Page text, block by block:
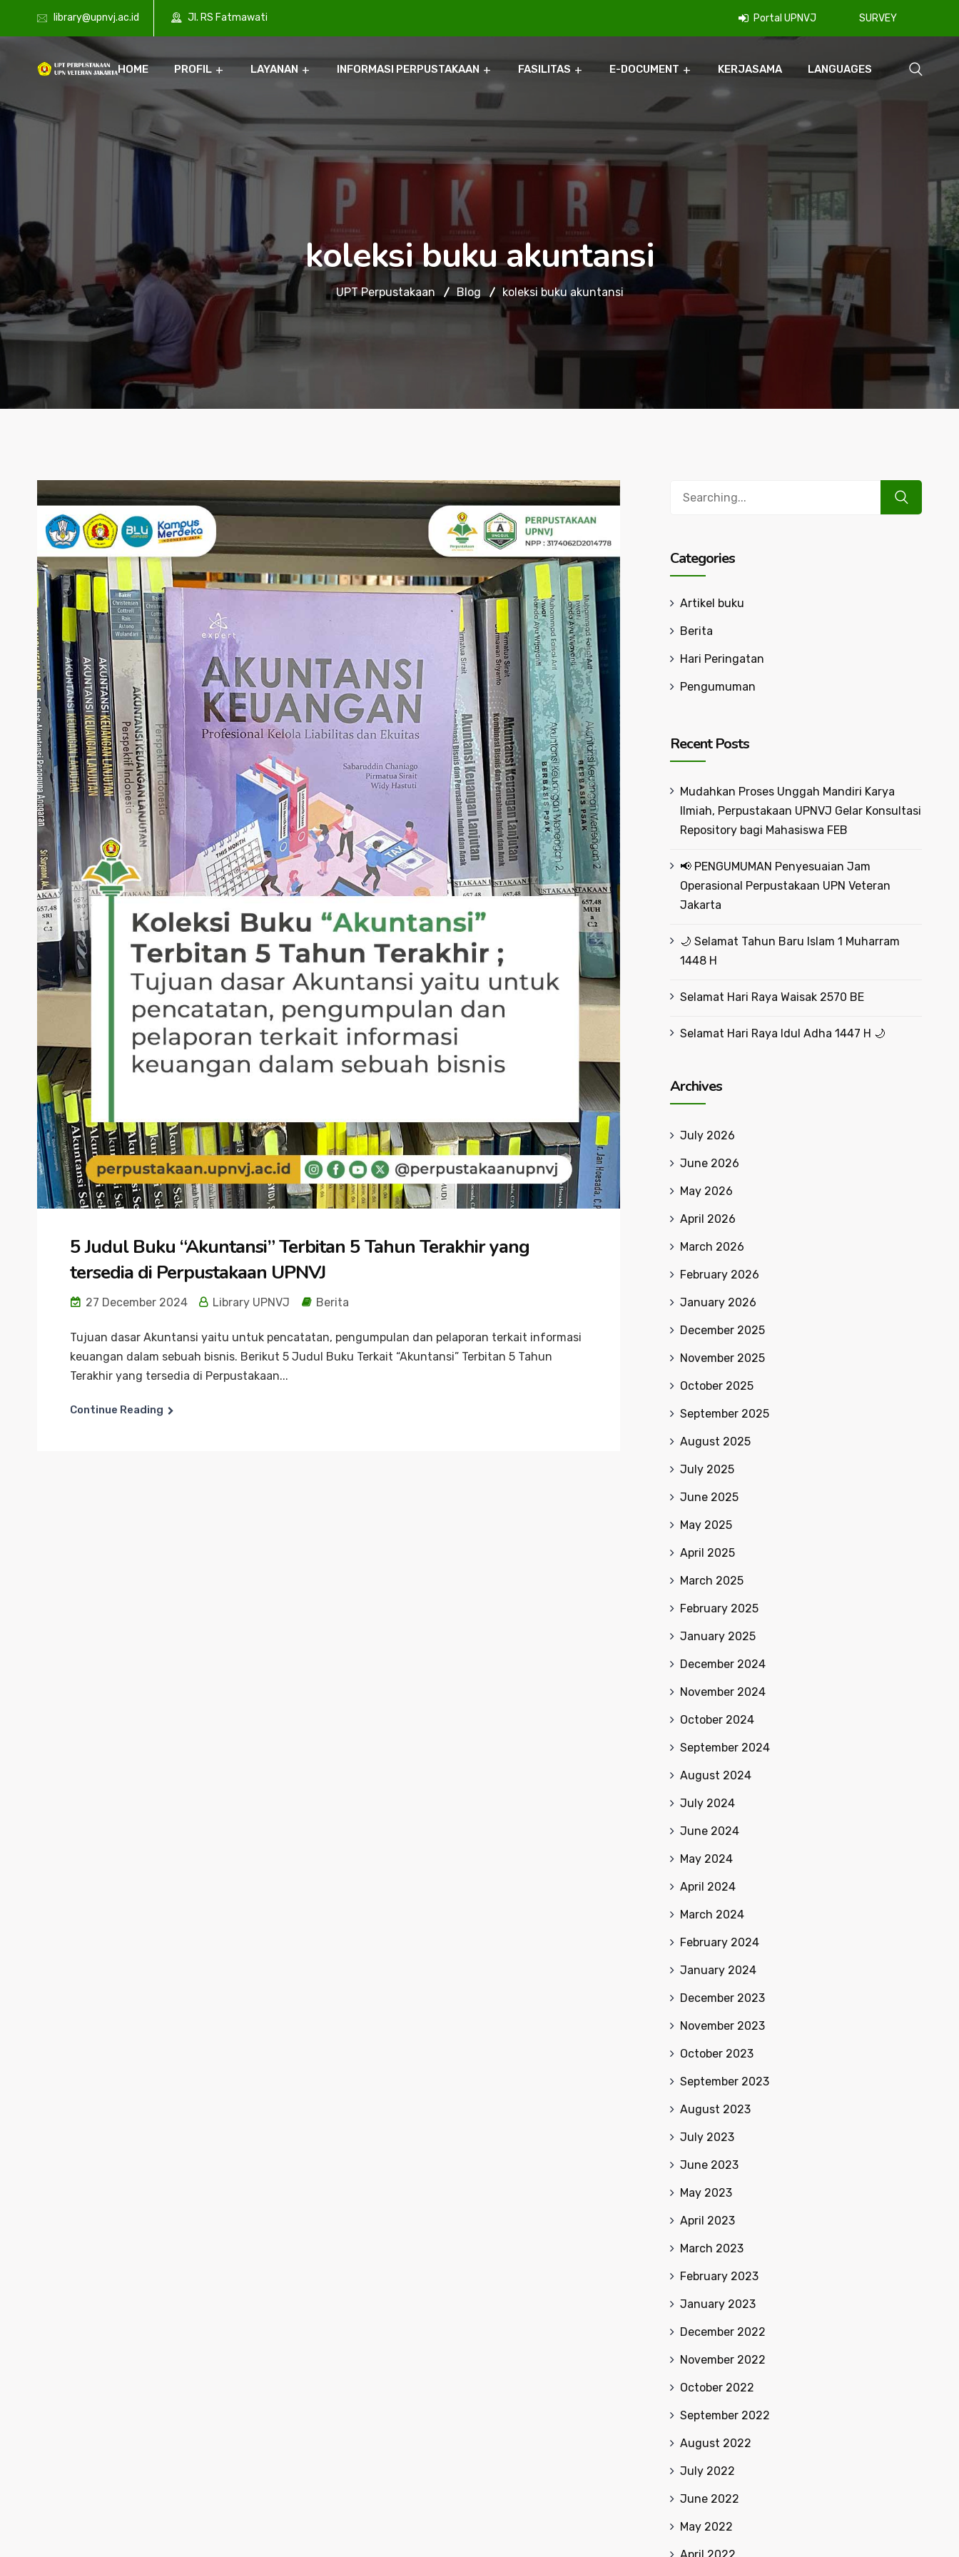
library@upnvj.ac.id Jl. RS Fatmawati Portal UPNVJ SURVEY
HOME PROFIL LAYANAN INFORMASI PERPUSTAKAAN FASILITAS E-DOCUMENT KERJASAMA LANGUAGES
koleksi buku akuntansi
UPT Perpustakaan Blog koleksi buku akuntansi
5 Judul Buku “Akuntansi” Terbitan 5 Tahun Terakhir yang
tersedia di Perpustakaan UPNVJ
27 December 2024 Library UPNVJ Berita
Tujuan dasar Akuntansi yaitu untuk pencatatan, pengumpulan dan pelaporan terkait informasi
keuangan dalam sebuah bisnis. Berikut 5 Judul Buku Terkait “Akuntansi” Terbitan 5 Tahun
Terakhir yang tersedia di Perpustakaan...
Continue Reading
Categories
Artikel buku
Berita
Hari Peringatan
Pengumuman
Recent Posts
Mudahkan Proses Unggah Mandiri Karya
Ilmiah, Perpustakaan UPNVJ Gelar Konsultasi
Repository bagi Mahasiswa FEB
📢 PENGUMUMAN Penyesuaian Jam
Operasional Perpustakaan UPN Veteran
Jakarta
🌙 Selamat Tahun Baru Islam 1 Muharram
1448 H
Selamat Hari Raya Waisak 2570 BE
Selamat Hari Raya Idul Adha 1447 H 🌙
Archives
July 2026
June 2026
May 2026
April 2026
March 2026
February 2026
January 2026
December 2025
November 2025
October 2025
September 2025
August 2025
July 2025
June 2025
May 2025
April 2025
March 2025
February 2025
January 2025
December 2024
November 2024
October 2024
September 2024
August 2024
July 2024
June 2024
May 2024
April 2024
March 2024
February 2024
January 2024
December 2023
November 2023
October 2023
September 2023
August 2023
July 2023
June 2023
May 2023
April 2023
March 2023
February 2023
January 2023
December 2022
November 2022
October 2022
September 2022
August 2022
July 2022
June 2022
May 2022